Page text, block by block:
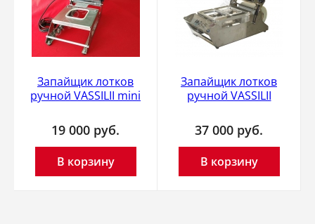
Запайщик лотков
ручной VASSILII mini
19 000 руб.
В корзину
Запайщик лотков
ручной VASSILII
37 000 руб.
В корзину